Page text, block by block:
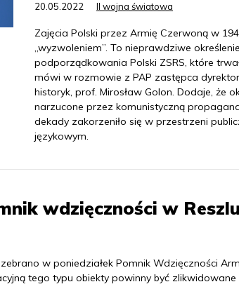
20.05.2022 II wojna światowa
Zajęcia Polski przez Armię Czerwoną w
„wyzwoleniem”. To nieprawdziwe
podporządkowania Polski ZSRS, które
mówi w rozmowie z PAP zastępca
historyk, prof. Mirosław Golon. Dodaje, że
narzucone przez komunistyczną
dekady zakorzeniło się w przestrzeni
językowym.
wdzięczności w Reszlu
w poniedziałek Pomnik Wdzięczności
tego typu obiekty powinny być zlikwidowane